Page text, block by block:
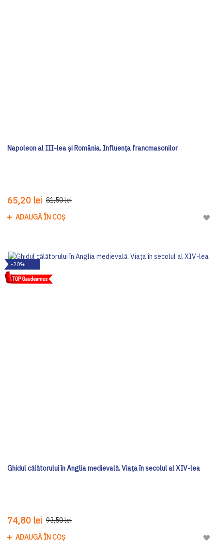
Napoleon al III-lea și România. Influența francmasonilor
65,20 lei 81,50 lei
ADAUGĂ ÎN COȘ
-20%
Ghidul călătorului în Anglia medievală. Viața în secolul al XIV-lea
74,80 lei 93,50 lei
ADAUGĂ ÎN COȘ